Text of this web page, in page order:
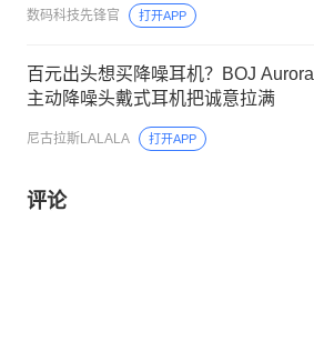
数码科技先锋官 打开APP
百元出头想买降噪耳机？BOJ Aurora
主动降噪头戴式耳机把诚意拉满
尼古拉斯LALALA 打开APP
评论